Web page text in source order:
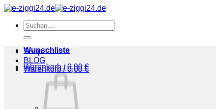
Zum
springenSuchen
nach:
Shop
BLOG
Warenkorb /0,00€
Wunschliste
Warenkorb /0,00 €